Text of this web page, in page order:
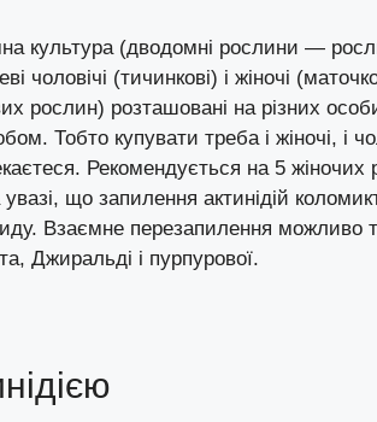
культура (дводомні рослини —
чоловічі (тичинкові) і жіночі
рослин) розташовані на різних
Тобто купувати треба і жіночі, і
Рекомендується на 5 жіночих
що запилення актинідій
Взаємне перезапилення можливо
Джиральді і пурпурової.